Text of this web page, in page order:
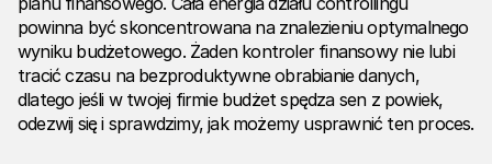
powinna być skoncentrowana na znalezieniu optymalnego
wyniku budżetowego. Żaden kontroler finansowy nie lubi
tracić czasu na bezproduktywne obrabianie danych,
dlatego jeśli w twojej firmie budżet spędza sen z powiek,
odezwij się i sprawdzimy, jak możemy usprawnić ten proces.